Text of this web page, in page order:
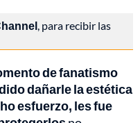
, para recibir las
de fanatismo
dañarle la estética
esfuerzo, les fue